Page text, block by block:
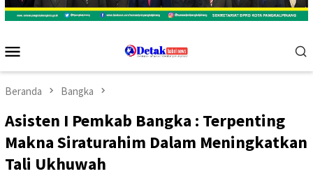
Mobile
Beranda Bangka
Asisten I Pemkab Bangka : Terpenting
Makna Siraturahim Dalam Meningkatkan
Tali Ukhuwah